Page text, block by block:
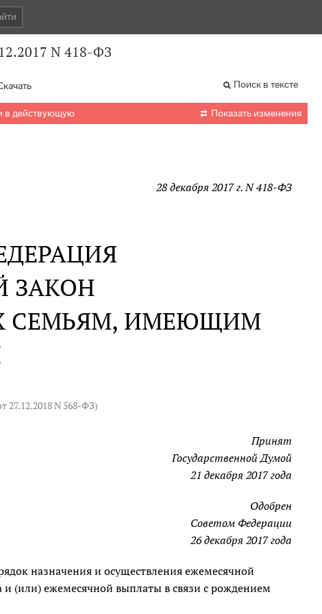
N 418-ФЗ
Поиск в тексте
в действующую  Показать изменения
28 декабря 2017 г. N 418-ФЗ
ЗАКОН
СЕМЬЯМ, ИМЕЮЩИМ
27.12.2018 N 568-ФЗ)
Принят
Государственной Думой
21 декабря 2017 года
Одобрен
Советом Федерации
26 декабря 2017 года
назначения и осуществления ежемесячной
(или) ежемесячной выплаты в связи с рождением